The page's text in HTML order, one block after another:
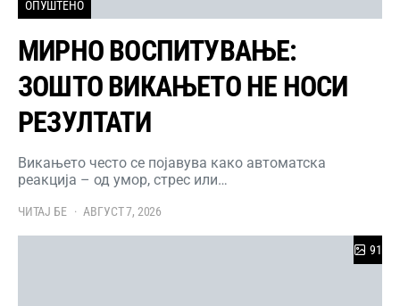
ОПУШТЕНО
МИРНО ВОСПИТУВАЊЕ:
ЗОШТО ВИКАЊЕТО НЕ НОСИ
РЕЗУЛТАТИ
Викањето често се појавува како автоматска
реакција – од умор, стрес или…
ЧИТАЈ БЕ АВГУСТ 7, 2026
91